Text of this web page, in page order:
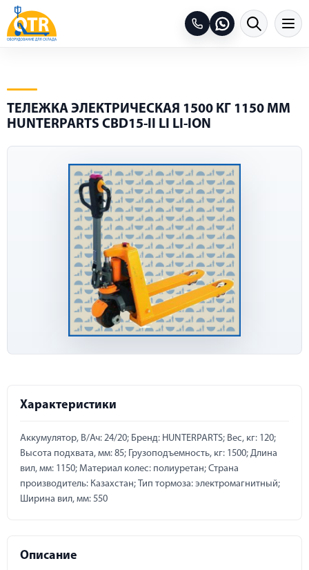
ТЕЛЕЖКА ЭЛЕКТРИЧЕСКАЯ 1500 КГ 1150 ММ
HUNTERPARTS CBD15-II LI LI-ION
Характеристики
Аккумулятор, В/Ач: 24/20; Бренд: HUNTERPARTS; Вес, кг: 120;
Высота подхвата, мм: 85; Грузоподъемность, кг: 1500; Длина
вил, мм: 1150; Материал колес: полиуретан; Страна
производитель: Казахстан; Тип тормоза: электромагнитный;
Ширина вил, мм: 550
Описание